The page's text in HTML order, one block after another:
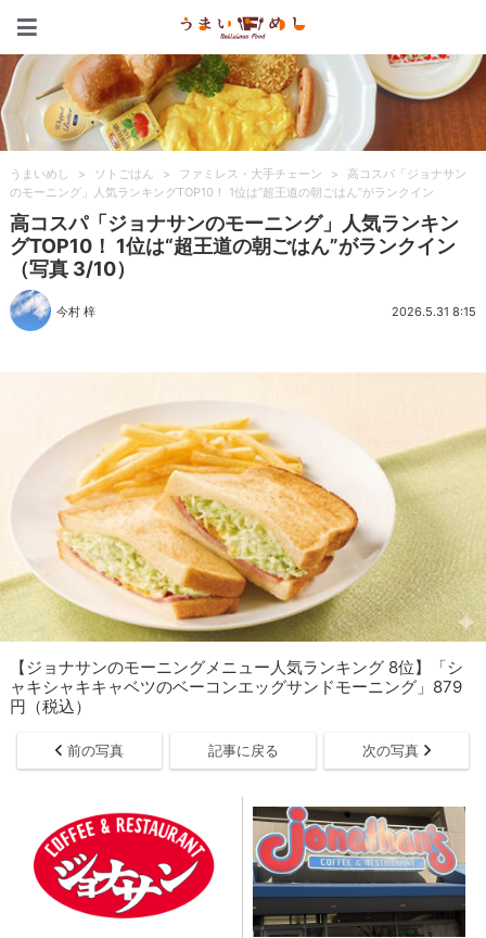
うまいめし > ソトごはん > ファミレス・大手チェーン >
高コスパ「ジョナサン
のモーニング」人気ランキングTOP10！ 1位は“超王道の朝ごはん”がランクイン
高コスパ「ジョナサンのモーニング」人気ランキン
グTOP10！ 1位は“超王道の朝ごはん”がランクイン
（写真 3/10）
今村 梓 2026.5.31 8:15
【ジョナサンのモーニングメニュー人気ランキング 8位】「シ
ャキシャキキャベツのベーコンエッグサンドモーニング」879
円（税込）
前の写真 記事に戻る 次の写真